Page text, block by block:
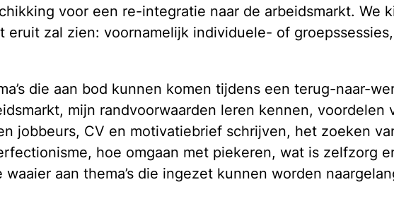
voor een re-integratie naar de arbeidsmarkt. We
zal zien: voornamelijk individuele- of
die aan bod kunnen komen tijdens een terug-naar-
mijn randvoorwaarden leren kennen, voordelen
jobbeurs, CV en motivatiebrief schrijven, het zoeken
hoe omgaan met piekeren, wat is zelfzorg
aan thema’s die ingezet kunnen worden